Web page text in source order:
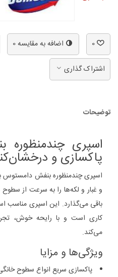
0 اضافه به مقایسه0
اشتراک گذاری
توضیحات
اسپری
پاکسازی و
اسپری چندمنظوره بنفش دامستوس
و غبار و لکه‌ها را به سرعت از
باقی می‌گذارد. این اسپری مناسب
کاری است و با رایحه خوش،
می‌کند.
ویژگی‌ها و مزایا
پاکسازی سریع انواع سطوح